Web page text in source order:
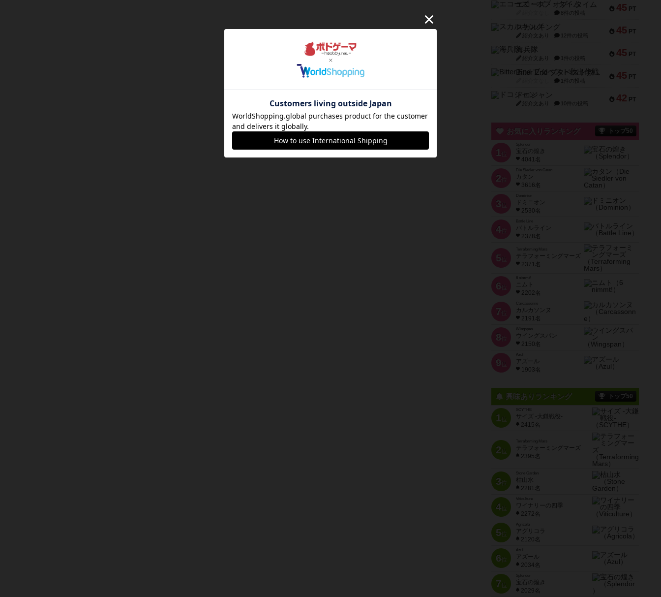
45 PT
エコーズ・オブ・タイム
8件の投稿
45 PT
スカルキング
紹介文あり 12件の投稿
45 PT
海兵隊
紹介文あり 1件の投稿
45 PT
Bitter End ブタペスト救出作戦
1件の投稿
42 PT
ドコジャン
紹介文あり 10件の投稿
お気に入りランキング トップ50
1 位
宝石の煌き
4041名
2 位
Die Siedler von Catan
カタン
3616名
3 位
ドミニオン
2530名
4位
Battle Line
バトルライン
2378名
5 位
Terraforming Mars
テラフォーミングマーズ
2371名
6 位
ニムト
2202名
7 位
Carcassonne
カルカソンヌ
2191名
8 位
Wingspan
ウイングスパン
2150名
9 位
Azul
アズール
1903名
興味ありランキング トップ50
1位
SCYTHE
サイズ -大鎌戦役-
2415名
2位
Terraforming Mars
テラフォーミングマーズ
2395名
3位
Stone Garden
枯山水
2281名
4位
Viticulture
ワイナリーの四季
2272名
5位
Agricola
アグリコラ
2120名
6位
Azul
アズール
2034名
7位
宝石の煌き
2029名